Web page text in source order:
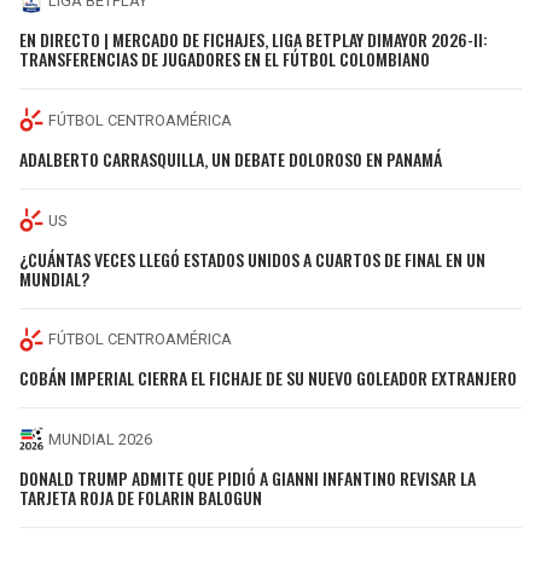
EN DIRECTO | MERCADO DE FICHAJES, LIGA BETPLAY DIMAYOR 2026-II:
TRANSFERENCIAS DE JUGADORES EN EL FÚTBOL COLOMBIANO
FÚTBOL CENTROAMÉRICA
ADALBERTO CARRASQUILLA, UN DEBATE DOLOROSO EN PANAMÁ
US
¿CUÁNTAS VECES LLEGÓ ESTADOS UNIDOS A CUARTOS DE FINAL EN UN
MUNDIAL?
FÚTBOL CENTROAMÉRICA
COBÁN IMPERIAL CIERRA EL FICHAJE DE SU NUEVO GOLEADOR EXTRANJERO
MUNDIAL 2026
DONALD TRUMP ADMITE QUE PIDIÓ A GIANNI INFANTINO REVISAR LA
TARJETA ROJA DE FOLARIN BALOGUN